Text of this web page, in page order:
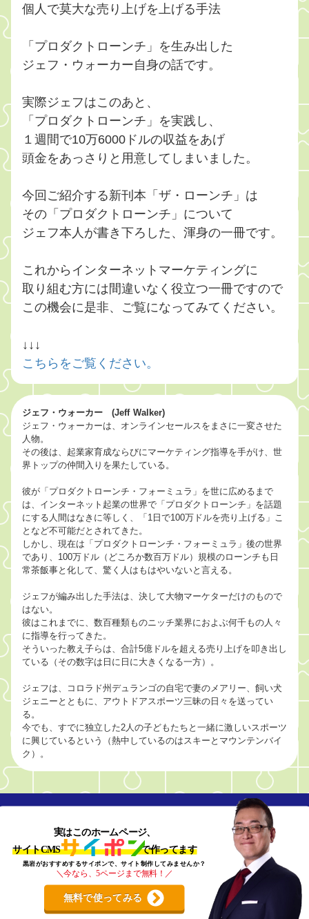
個人で莫大な売り上げを上げる手法
「プロダクトローンチ」を生み出した
ジェフ・ウォーカー自身の話です。
実際ジェフはこのあと、
「プロダクトローンチ」を実践し、
１週間で10万6000ドルの収益をあげ
頭金をあっさりと用意してしまいました。
今回ご紹介する新刊本「ザ・ローンチ」は
その「プロダクトローンチ」について
ジェフ本人が書き下ろした、渾身の一冊です。
これからインターネットマーケティングに
取り組む方には間違いなく役立つ一冊ですので
この機会に是非、ご覧になってみてください。
↓↓↓
こちらをご覧ください。
ジェフ・ウォーカー (Jeff Walker)
ジェフ・ウォーカーは、オンラインセールスをまさに一変させた
人物。
その後は、起業家育成ならびにマーケティング指導を手がけ、世
界トップの仲間入りを果たしている。
彼が「プロダクトローンチ・フォーミュラ」を世に広めるまで
は、インターネット起業の世界で「プロダクトローンチ」を話題
にする人間はなきに等しく、「1日で100万ドルを売り上げる」こ
となど不可能だとされてきた。
しかし、現在は「プロダクトローンチ・フォーミュラ」後の世界
であり、100万ドル（どころか数百万ドル）規模のローンチも日
常茶飯事と化して、驚く人はもはやいないと言える。
ジェフが編み出した手法は、決して大物マーケターだけのもので
はない。
彼はこれまでに、数百種類ものニッチ業界におよぶ何千もの人々
に指導を行ってきた。
そういった教え子らは、合計5億ドルを超える売り上げを叩き出し
ている（その数字は日に日に大きくなる一方）。
ジェフは、コロラド州デュランゴの自宅で妻のメアリー、飼い犬
ジェニーとともに、アウトドアスポーツ三昧の日々を送ってい
る。
今でも、すでに独立した2人の子どもたちと一緒に激しいスポーツ
に興じているという（熱中しているのはスキーとマウンテンバイ
ク）。
実はこのホームページ、
サイトCMS で作ってます
黒岩がおすすめするサイポンで、サイト制作してみませんか？
＼今なら、5ページまで無料！／
無料で使ってみる